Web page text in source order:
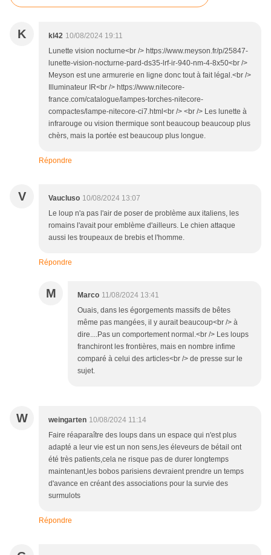
K kl42 10/08/2024 19:11
Lunette vision nocturne<br /> https://www.meyson.fr/p/25847-
lunette-vision-nocturne-pard-ds35-lrf-ir-940-nm-4-8x50<br />
Meyson est une armurerie en ligne donc tout à fait légal.<br />
Illuminateur IR<br /> https://www.nitecore-
france.com/catalogue/lampes-torches-nitecore-
compactes/lampe-nitecore-ci7.html<br /> <br /> Les lunette à
infrarouge ou vision thermique sont beaucoup beaucoup plus
chèrs, mais la portée est beaucoup plus longue.
Répondre
V Vaucluso 10/08/2024 13:07
Le loup n'a pas l'air de poser de problème aux italiens, les
romains l'avait pour emblème d'ailleurs. Le chien attaque
aussi les troupeaux de brebis et l'homme.
Répondre
M Marco 11/08/2024 13:41
Ouais, dans les égorgements massifs de bêtes
même pas mangées, il y aurait beaucoup<br /> à
dire....Pas un comportement normal.<br /> Les loups
franchiront les frontières, mais en nombre infime
comparé à celui des articles<br /> de presse sur le
sujet.
W weingarten 10/08/2024 11:14
Faire réaparaître des loups dans un espace qui n'est plus
adapté a leur vie est un non sens,les éleveurs de bétail ont
été très patients,cela ne risque pas de durer longtemps
maintenant,les bobos parisiens devraient prendre un temps
d'avance en créant des associations pour la survie des
surmulots
Répondre